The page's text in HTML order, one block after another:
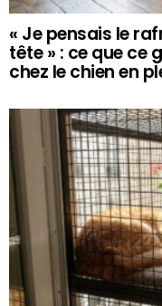
« Je pensais le
tête » : ce que ce
chez le chien en